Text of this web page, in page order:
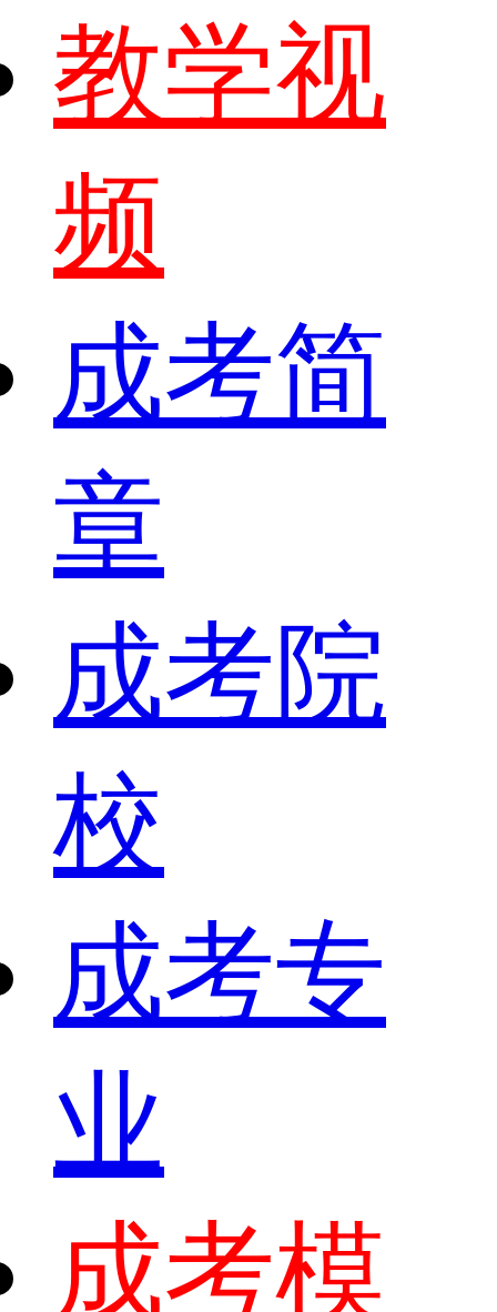
教学视
频
成考简
章
成考院
校
成考专
业
成考模